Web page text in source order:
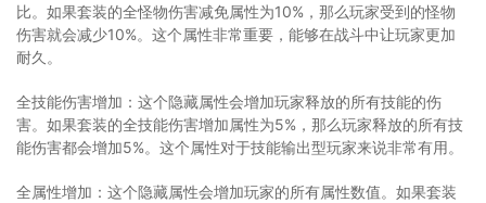
比。如果套装的全怪物伤害减免属性为10%，那么玩家受到的怪物
伤害就会减少10%。这个属性非常重要，能够在战斗中让玩家更加
耐久。
全技能伤害增加：这个隐藏属性会增加玩家释放的所有技能的伤
害。如果套装的全技能伤害增加属性为5%，那么玩家释放的所有技
能伤害都会增加5%。这个属性对于技能输出型玩家来说非常有用。
全属性增加：这个隐藏属性会增加玩家的所有属性数值。如果套装